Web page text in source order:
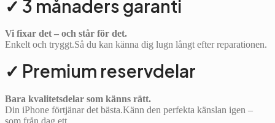
✓ 3 månaders garanti
Vi fixar det – och står för det.
Enkelt och tryggt.Så du kan känna dig lugn långt efter reparationen.
✓ Premium reservdelar
Bara kvalitetsdelar som känns rätt.
Din iPhone förtjänar det bästa.Känn den perfekta känslan igen –
som från dag ett.